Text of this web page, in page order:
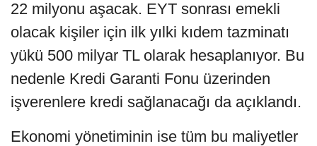
22 milyonu aşacak. EYT sonrası emekli
olacak kişiler için ilk yılki kıdem tazminatı
yükü 500 milyar TL olarak hesaplanıyor. Bu
nedenle Kredi Garanti Fonu üzerinden
işverenlere kredi sağlanacağı da açıklandı.
Ekonomi yönetiminin ise tüm bu maliyetler